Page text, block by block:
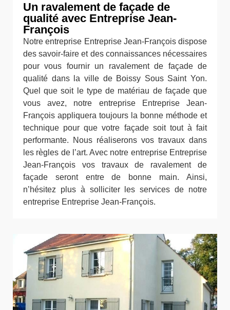
Un ravalement de façade de
qualité avec Entreprise Jean-
François
Notre entreprise Entreprise Jean-François dispose
des savoir-faire et des connaissances nécessaires
pour vous fournir un ravalement de façade de
qualité dans la ville de Boissy Sous Saint Yon.
Quel que soit le type de matériau de façade que
vous avez, notre entreprise Entreprise Jean-
François appliquera toujours la bonne méthode et
technique pour que votre façade soit tout à fait
performante. Nous réaliserons vos travaux dans
les règles de l’art. Avec notre entreprise Entreprise
Jean-François vos travaux de ravalement de
façade seront entre de bonne main. Ainsi,
n’hésitez plus à solliciter les services de notre
entreprise Entreprise Jean-François.